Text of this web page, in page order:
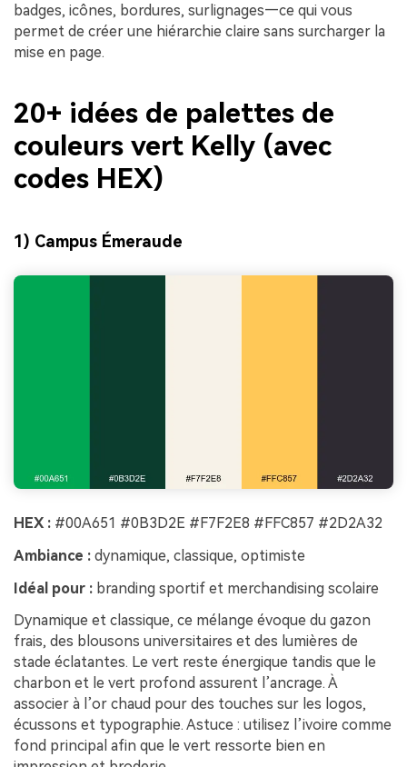
badges, icônes, bordures, surlignages—ce qui vous
permet de créer une hiérarchie claire sans surcharger la
mise en page.
20+ idées de palettes de
couleurs vert Kelly (avec
codes HEX)
1) Campus Émeraude
HEX : #00A651 #0B3D2E #F7F2E8 #FFC857 #2D2A32
Ambiance : dynamique, classique, optimiste
Idéal pour : branding sportif et merchandising scolaire
Dynamique et classique, ce mélange évoque du gazon
frais, des blousons universitaires et des lumières de
stade éclatantes. Le vert reste énergique tandis que le
charbon et le vert profond assurent l’ancrage. À
associer à l’or chaud pour des touches sur les logos,
écussons et typographie. Astuce : utilisez l’ivoire comme
fond principal afin que le vert ressorte bien en